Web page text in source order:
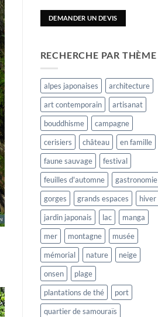
DEMANDER UN DEVIS
RECHERCHE PAR THÈME
alpes japonaises
architecture
art contemporain
artisanat
bouddhisme
campagne
cerisiers
château
en famille
faune sauvage
festival
feuilles d'automne
gastronomie
gorges
grands espaces
hiver
jardin japonais
lac
manga
mer
montagne
musée
mémorial
nature
neige
onsen
plage
plantations de thé
port
quartier de samouraïs